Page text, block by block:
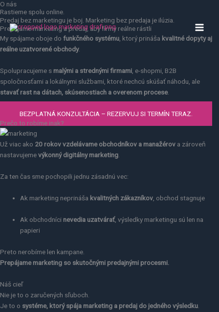
Preskočiť
na
obsah
O nás
Rastieme spolu online.
Predaj bez marketingu je boj. Marketing bez predaja je ilúzia.
Prepájame marketing a predaj, aby firmy reálne rástli
My spájame oboje do funkčného systému , ktorý prináša kvalitné dopyty aj
reálne uzatvorené obchody.
Spolupracujeme s malými a strednými firmami , e-shopmi, B2B
spoločnosťami a lokálnymi službami, ktoré nechcú skúšať náhodu, ale
stavať rast na dátach, skúsenostiach a overenom procese.
BEZPLATNÁ KONZULTÁCIA – REZERVUJ SI TERMÍN TERAZ.
Prečo to robíme inak?
Už viac ako 20 rokov vzdelávame obchodníkov a manažérov a zároveň
nastavujemevýkonný digitálny marketing
Za ten čas sme pochopili jednu zásadnú vec:
Ak marketing neprináša kvalitných zákazníkov , obchod stagnuje
Ak obchodníci nevedia uzatvárať, výsledky marketingu sú len na
papieri
Preto nerobíme len kampane.
Prepájame marketing so skutočnými predajnými procesmi.
Náš cieľ
Nie je to o zaručených sľuboch.
Je to o systéme, ktorý spája marketing a predaj do jedného výsledku